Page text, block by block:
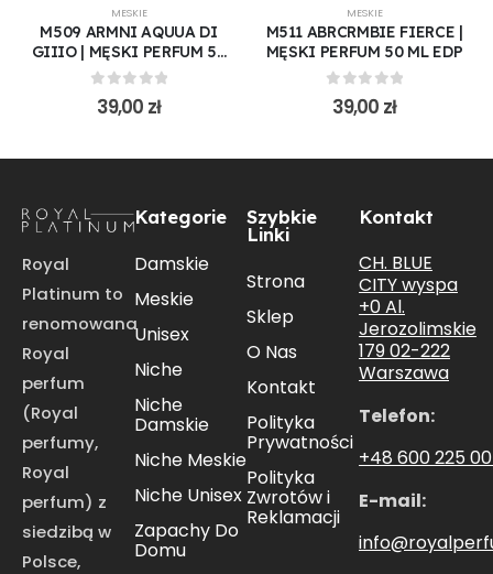
MESKIE
M509 ARMNI AQUUA DI
GIIIO | MĘSKI PERFUM 50
ML EDP
0out of 5
39,00 zł
MESKIE
M511 ABRCRMBIE FIERCE |
MĘSKI PERFUM 50 ML EDP
0out of 5
39,00 zł
Royal
Platinum to
renomowana
Royal
perfum
(Royal
perfumy,
Royal
perfum) z
siedzibą w
Polsce,
Kategorie
Damskie
Meskie
Unisex
Niche
Niche
Damskie
Niche Meskie
Niche Unisex
Zapachy Do
Domu
Szybkie
Linki
Strona
Sklep
O Nas
Kontakt
Polityka
Prywatności
Polityka
Zwrotów i
Reklamacji
Kontakt
CH. BLUE
CITY wyspa
+0 Al.
Jerozolimskie
179 02-222
Warszawa
Telefon:
+48 600 225
E-mail: